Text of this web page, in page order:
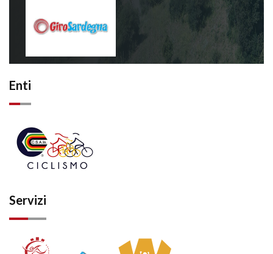
Enti
Servizi